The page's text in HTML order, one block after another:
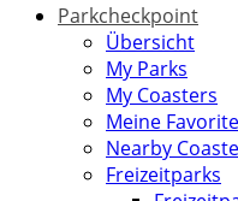
Parkcheckpoint
Übersicht
My Parks
My Coasters
Meine
Nearby
Freizeitparks